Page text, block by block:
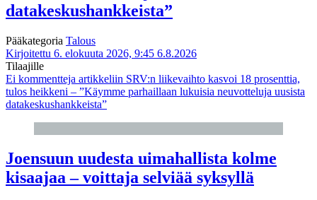
datakeskushankkeista”
Pääkategoria Talous
Kirjoitettu 6. elokuuta 2026, 9:45 6.8.2026
Tilaajille
Ei kommentteja artikkeliin SRV:n liikevaihto kasvoi 18 prosenttia,
tulos heikkeni – ”Käymme parhaillaan lukuisia neuvotteluja uusista
datakeskushankkeista”
Joensuun uudesta uimahallista kolme
kisaajaa – voittaja selviää syksyllä